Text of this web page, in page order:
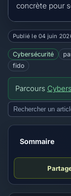
concrète pour
Publié le 04 juin
Cybersécurité
fido
Parcours
Sommaire